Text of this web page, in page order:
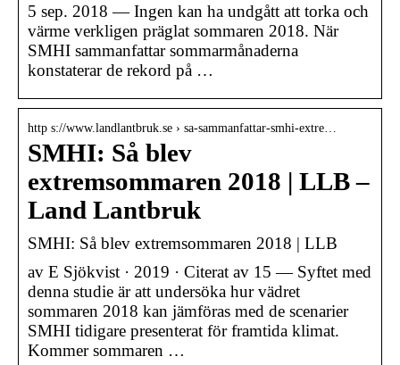
5 sep. 2018 — Ingen kan ha undgått att torka och
värme verkligen präglat sommaren 2018. När
SMHI sammanfattar sommarmånaderna
konstaterar de rekord på …
http s://www.landlantbruk.se › sa-sammanfattar-smhi-extre…
SMHI: Så blev
extremsommaren 2018 | LLB –
Land Lantbruk
SMHI: Så blev extremsommaren 2018 | LLB
av E Sjökvist · 2019 · Citerat av 15 — Syftet med
denna studie är att undersöka hur vädret
sommaren 2018 kan jämföras med de scenarier
SMHI tidigare presenterat för framtida klimat.
Kommer sommaren …